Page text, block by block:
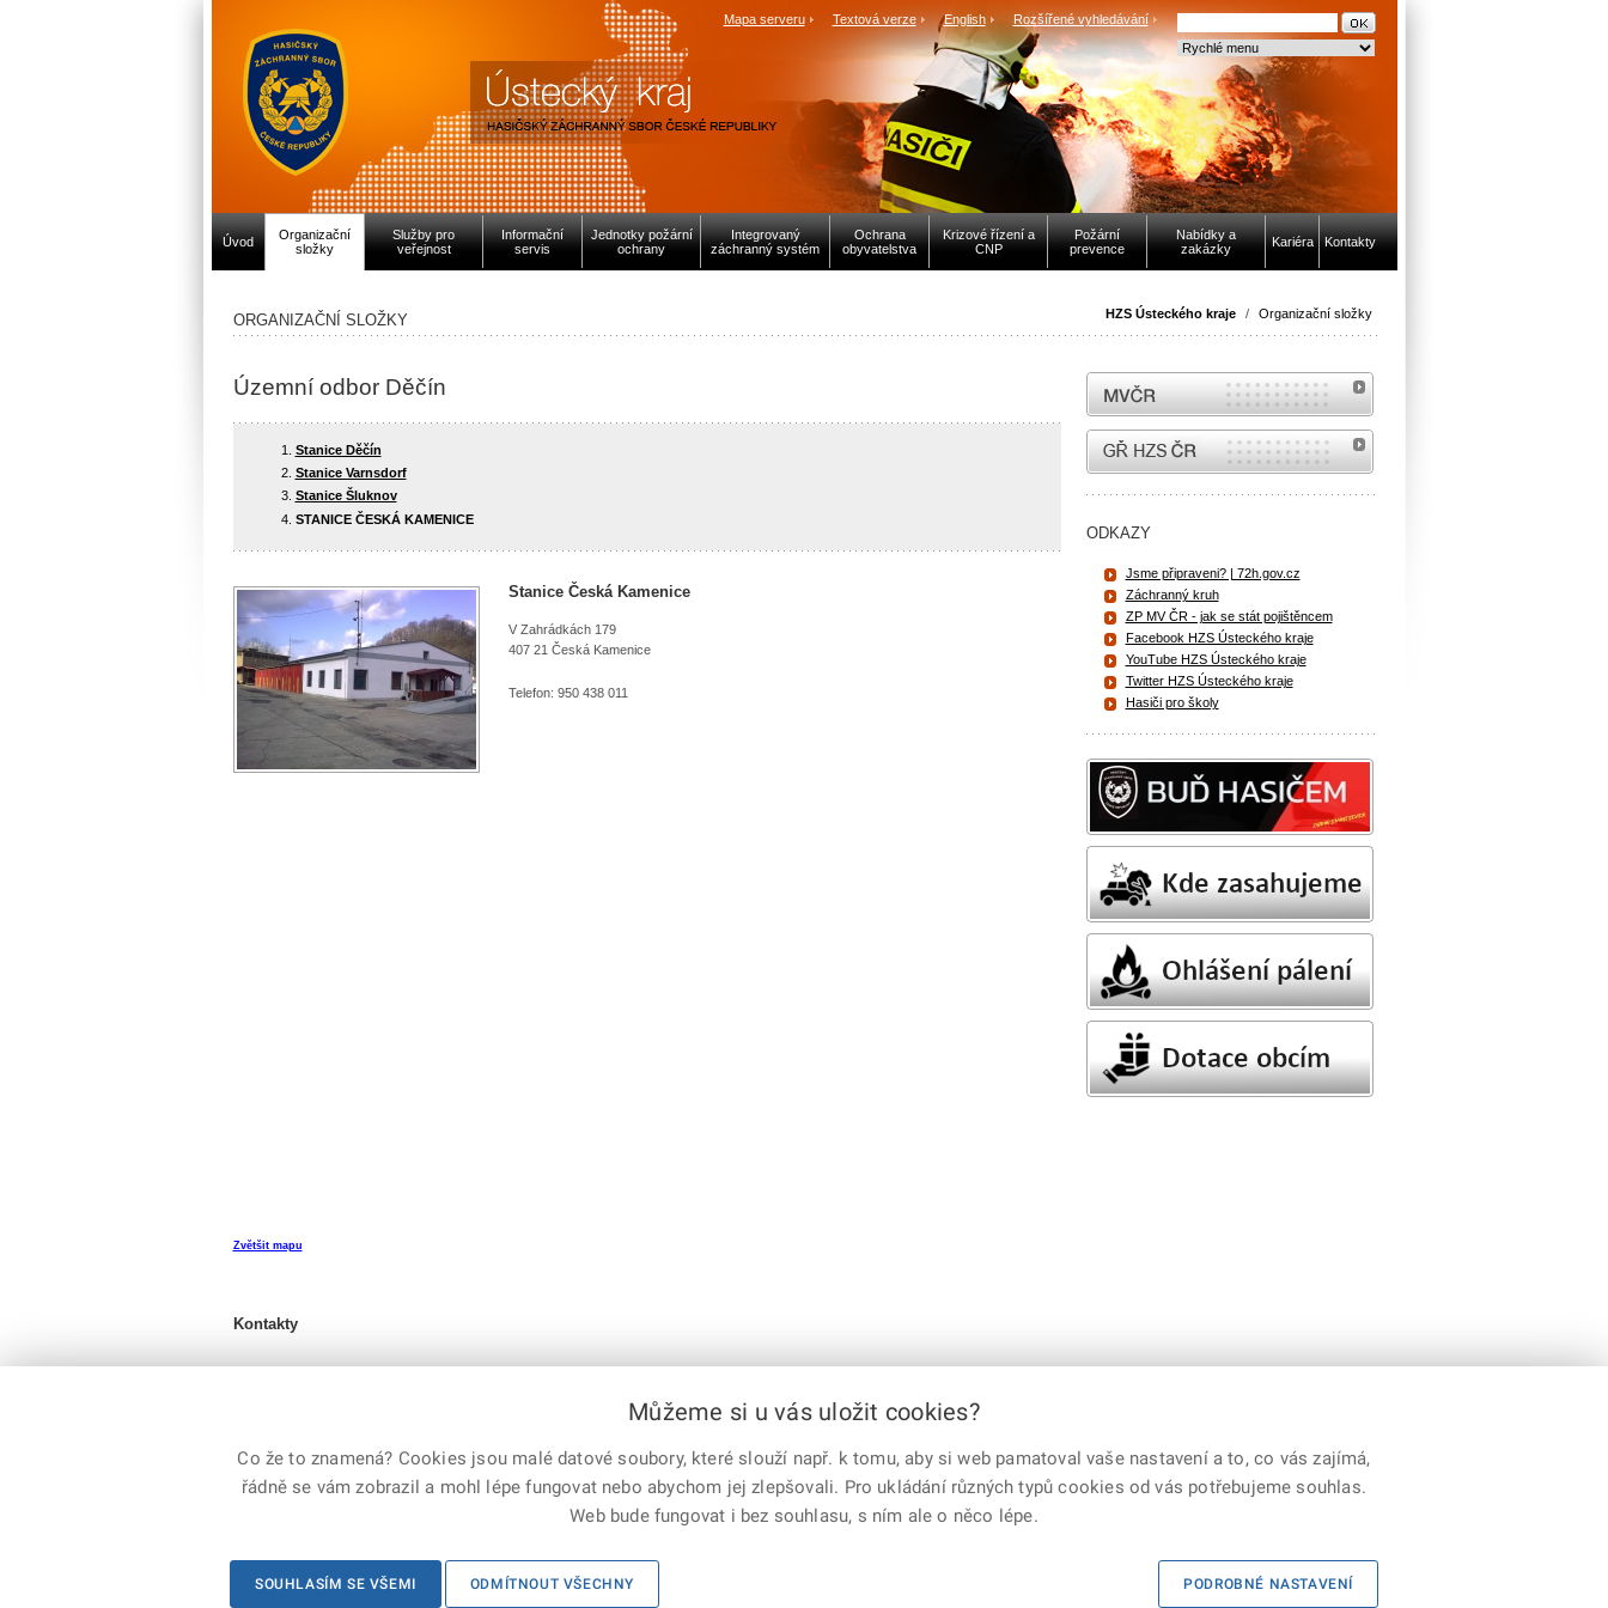
Mapa serveru Textová verze English Rozšířené vyhledávání
Úvod
Organizační
složky
Služby pro
veřejnost
Informační
servis
Jednotky požární
ochrany
Integrovaný
záchranný systém
Ochrana
obyvatelstva
Krizové řízení a
CNP
Požární
prevence
Nabídky a
zakázky
Kariéra Kontakty
HZS Ústeckého kraje / Organizační složky
ORGANIZAČNÍ SLOŽKY
Územní odbor Děčín
Stanice Děčín
Stanice Varnsdorf
Stanice Šluknov
STANICE ČESKÁ KAMENICE
Stanice Česká Kamenice
V Zahrádkách 179
407 21 Česká Kamenice
Telefon: 950 438 011
Zvětšit mapu
Kontakty
Corp.
Facebook
MVČR
internetové stránky Hasiči ČR
ODKAZY
Jsme připraveni? | 72h.gov.cz
Záchranný kruh
ZP MV ČR - jak se stát pojištěncem
Facebook HZS Ústeckého kraje
YouTube HZS Ústeckého kraje
Twitter HZS Ústeckého kraje
Hasiči pro školy
© 2026 Generální ředitelství Hasičského záchranného sboru ČR, všechna práva vyhrazena Prohlášení o přístupnosti |
Můžeme si u vás uložit cookies?
Co že to znamená? Cookies jsou malé datové soubory, které slouží např. k tomu, aby si web pamatoval vaše nastavení a to, co vás zajímá,
řádně se vám zobrazil a mohl lépe fungovat nebo abychom jej zlepšovali. Pro ukládání různých typů cookies od vás potřebujeme souhlas.
Web bude fungovat i bez souhlasu, s ním ale o něco lépe.
SOUHLASÍM SE VŠEMI ODMÍTNOUT VŠECHNY PODROBNÉ NASTAVENÍ